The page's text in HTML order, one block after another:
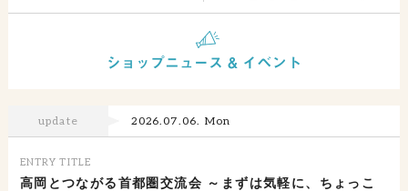
update 2026.07.06. Mon
ENTRY TITLE
高岡とつながる首都圏交流会 ～まずは気軽に、ちょっこ